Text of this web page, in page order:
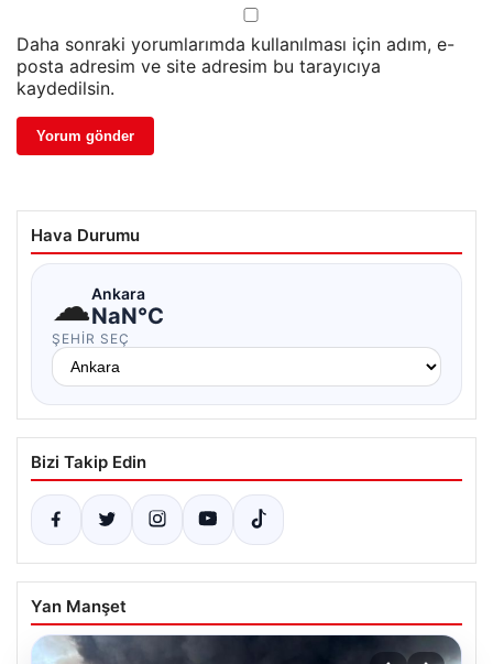
Daha sonraki yorumlarımda kullanılması için adım, e-
posta adresim ve site adresim bu tarayıcıya
kaydedilsin.
Hava Durumu
☁Ankara
NaN°C
ŞEHIR SEÇ
Bizi Takip Edin
Yan Manşet